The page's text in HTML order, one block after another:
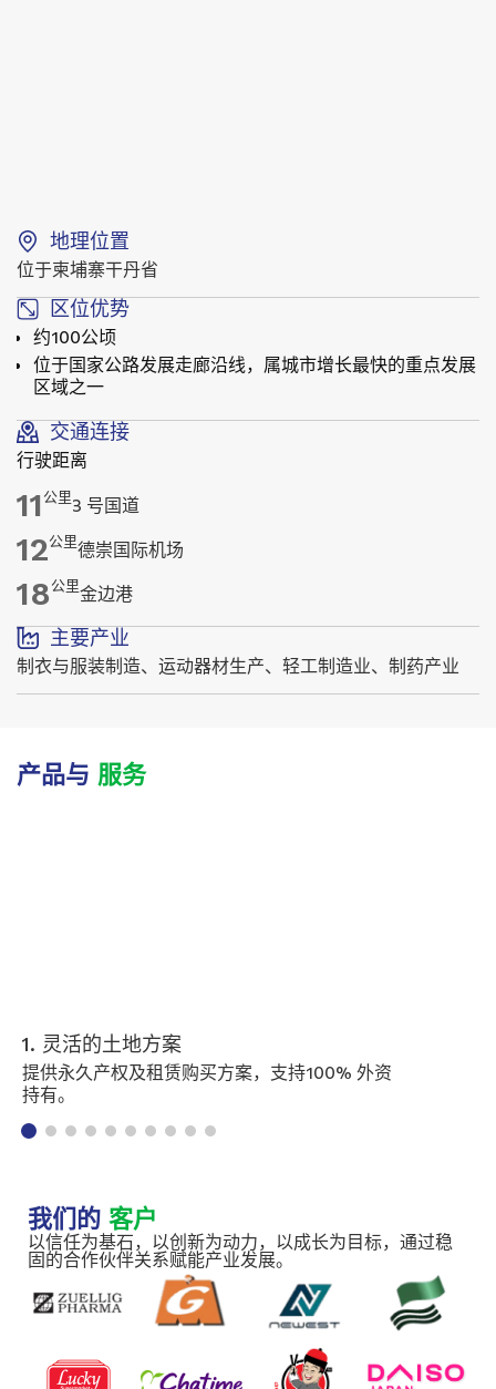
地理位置
位于柬埔寨干丹省
区位优势
约100公顷
位于国家公路发展走廊沿线，属城市增长最快的重点发展
区域之一
交通连接
行驶距离
11公里3 号国道
12公里德崇国际机场
18公里金边港
主要产业
制衣与服装制造、运动器材生产、轻工制造业、制药产业
产品与 服务
1. 灵活的土地方案
提供永久产权及租赁购买方案，支持100% 外资
持有。
我们的 客户
以信任为基石，以创新为动力，以成长为目标，通过稳
固的合作伙伴关系赋能产业发展。